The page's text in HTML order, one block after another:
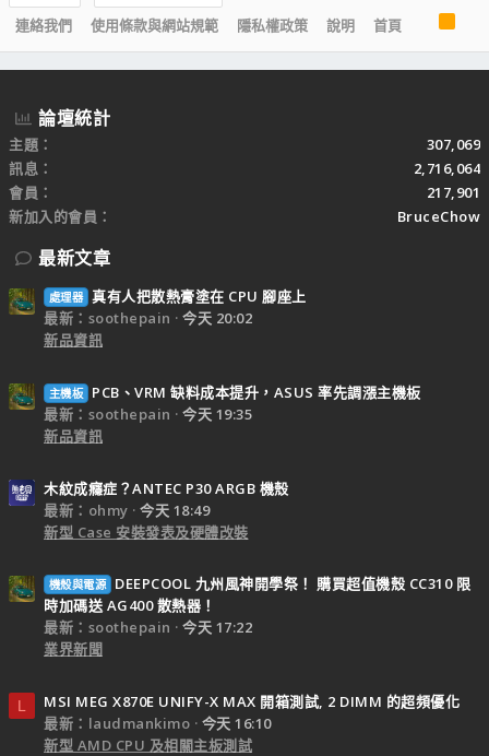
連絡我們
使用條款與網站規範 隱私權政策 說明 首頁
R
S
S
論壇統計
主題
307,069
訊息
2,716,064
會員
217,901
新加入的會員
BruceChow
最新文章
處理器 真有人把散熱膏塗在 CPU 腳座上
最新：soothepain
今天 20:02
新品資訊
主機板
PCB、VRM 缺料成本提升，ASUS 率先調漲主機板
最新：soothepain
今天 19:35
新品資訊
木紋成癮症？ANTEC P30 ARGB 機殼
最新：ohmy
今天 18:49
新型 Case 安裝發表及硬體改裝
機殼與電源
DEEPCOOL 九州風神開學祭！ 購買超值機殼 CC310 限
時加碼送 AG400 散熱器！
最新：soothepain
今天 17:22
業界新聞
L
MSI MEG X870E UNIFY-X MAX 開箱測試, 2 DIMM 的超頻優化
最新：laudmankimo
今天 16:10
新型 AMD CPU 及相關主板測試